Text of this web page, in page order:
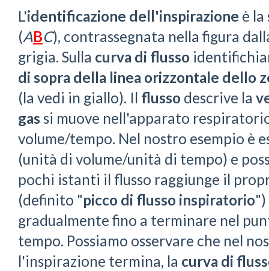
L'identificazione dell'inspirazione è la
(ABC), contrassegnata nella figura
grigia. Sulla curva di flusso
di sopra della linea orizzontale dello
(la vedi in giallo). Il flusso descrive la
gas si muove nell'apparato
volume/tempo. Nel nostro esempio è
(unità di volume/unità di tempo) e
pochi istanti il flusso raggiunge il
(definito "picco di flusso inspiratorio
gradualmente fino a terminare nel
tempo. Possiamo osservare che nel
l'inspirazione termina, la curva di